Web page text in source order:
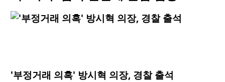
'부정거래 의혹' 방시혁 의장, 경찰 출석